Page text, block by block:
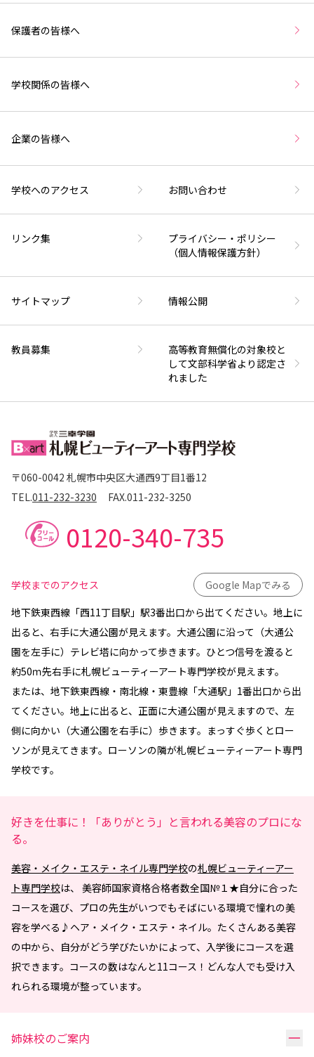
保護者の皆様へ
学校関係の皆様へ
企業の皆様へ
学校へのアクセス お問い合わせ
リンク集
プライバシー・ポリシー
（個人情報保護方針）
サイトマップ 情報公開
教員募集
高等教育無償化の対象校と
して文部科学省より認定さ
れました
〒060-0042 札幌市中央区大通西9丁目1番12
TEL.011-232-3230 FAX.011-232-3250
0120-340-735
学校までのアクセス
Google Mapでみる
地下鉄東西線「西11丁目駅」駅3番出口から出てください。地上に
出ると、右手に大通公園が見えます。大通公園に沿って（大通公
園を左手に）テレビ塔に向かって歩きます。ひとつ信号を渡ると
約50ｍ先右手に札幌ビューティーアート専門学校が見えます。
または、地下鉄東西線・南北線・東豊線「大通駅」1番出口から出
てください。地上に出ると、正面に大通公園が見えますので、左
側に向かい（大通公園を右手に）歩きます。まっすぐ歩くとロー
ソンが見えてきます。ローソンの隣が札幌ビューティーアート専門
学校です。
好きを仕事に！「ありがとう」と言われる美容のプロにな
る。
美容・メイク・エステ・ネイル専門学校の札幌ビューティーアー
ト専門学校は、 美容師国家資格合格者数全国№１★自分に合った
コースを選び、プロの先生がいつでもそばにいる環境で憧れの美
容を学べる♪ヘア・メイク・エステ・ネイル。たくさんある美容
の中から、自分がどう学びたいかによって、入学後にコースを選
択できます。コースの数はなんと11コース！どんな人でも受け入
れられる環境が整っています。
姉妹校のご案内 リ